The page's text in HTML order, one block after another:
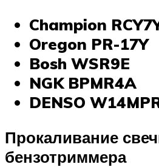
Champion
Oregon PR-17Y
Bosh WSR9E
NGK BPMR4A
DENSO
Прокаливание
бензотриммера